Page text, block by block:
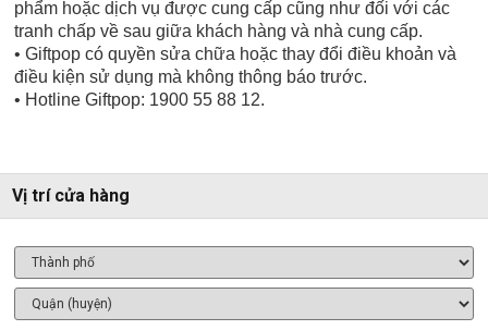
phẩm hoặc dịch vụ được cung cấp cũng như đối với các
tranh chấp về sau giữa khách hàng và nhà cung cấp.
• Giftpop có quyền sửa chữa hoặc thay đổi điều khoản và
điều kiện sử dụng mà không thông báo trước.
• Hotline Giftpop: 1900 55 88 12.
Vị trí cửa hàng